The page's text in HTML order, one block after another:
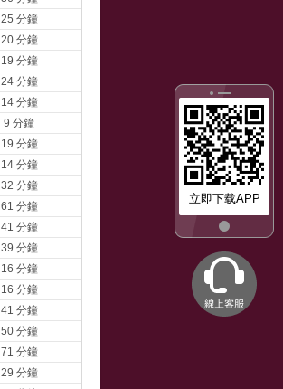
立即下载APP
25 分鐘
20 分鐘
19 分鐘
24 分鐘
14 分鐘
9 分鐘
19 分鐘
14 分鐘
32 分鐘
61 分鐘
41 分鐘
39 分鐘
16 分鐘
16 分鐘
41 分鐘
50 分鐘
71 分鐘
29 分鐘